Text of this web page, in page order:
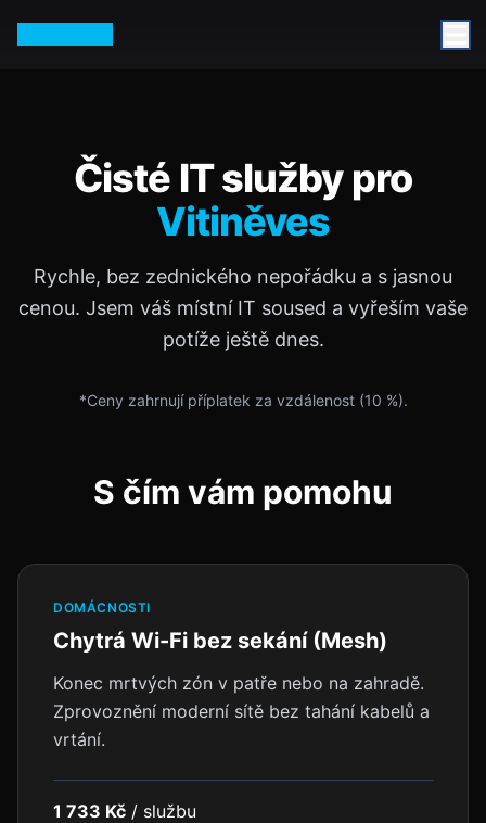
Čisté IT služby pro
Vitiněves
Rychle, bez zednického nepořádku a s jasnou
cenou. Jsem váš místní IT soused a vyřeším vaše
potíže ještě dnes.
*Ceny zahrnují příplatek za vzdálenost (10 %).
S čím vám pomohu
DOMÁCNOSTI
Chytrá Wi-Fi bez sekání (Mesh)
Konec mrtvých zón v patře nebo na zahradě.
Zprovoznění moderní sítě bez tahání kabelů a
vrtání.
1 733 Kč / službu